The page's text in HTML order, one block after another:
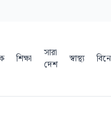
শিক্ষা
সারা
দেশ
স্বাস্থ্য